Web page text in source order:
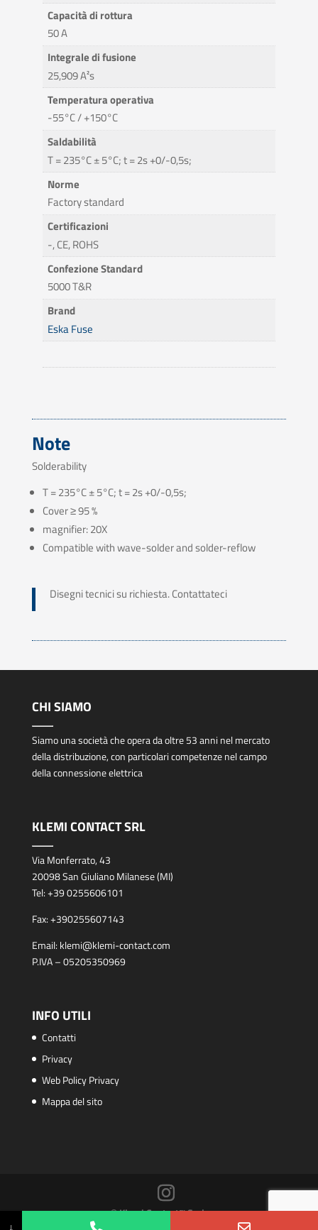
Capacità di rottura
50 A
Integrale di fusione
25,909 A²s
Temperatura operativa
-55°C / +150°C
Saldabilità
T = 235°C ± 5°C; t = 2s +0/-0,5s;
Norme
Factory standard
Certificazioni
-, CE, ROHS
Confezione Standard
5000 T&R
Brand
Eska Fuse
Note
Solderability
T = 235°C ± 5°C; t = 2s +0/-0,5s;
Cover ≥ 95 %
magnifier: 20X
Compatible with wave-solder and solder-reflow
Disegni tecnici su richiesta. Contattateci
CHI SIAMO
Siamo una società che opera da oltre 53 anni nel mercato
della distribuzione, con particolari competenze nel campo
della connessione elettrica
KLEMI CONTACT SRL
Via Monferrato, 43
20098 San Giuliano Milanese (MI)
Tel:+39 0255606101
Fax:+390255607143
Email: klemi@klemi-contact.com
P.IVA – 05205350969
INFO UTILI
Contatti
Privacy
Web Policy Privacy
Mappa del sito
© Klemi Contact™ S.r.l.
↓